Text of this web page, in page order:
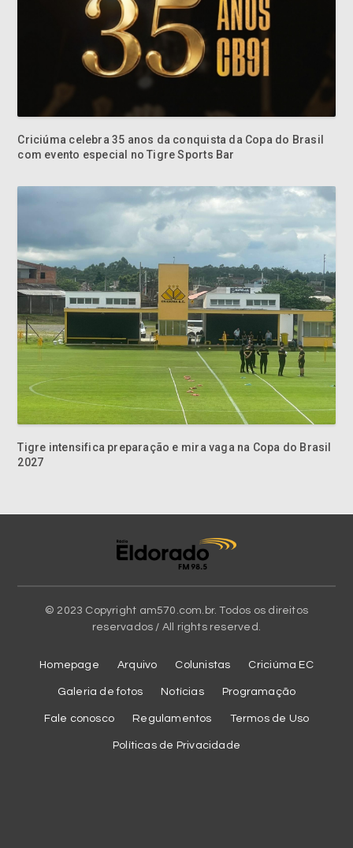
Criciúma celebra 35 anos da conquista da Copa do Brasil
com evento especial no Tigre Sports Bar
Tigre intensifica preparação e mira vaga na Copa do Brasil
2027
© 2023 Copyright am570.com.br. Todos os direitos
reservados / All rights reserved.
Homepage Arquivo Colunistas Criciúma EC
Galeria de fotos Notícias Programação
Fale conosco Regulamentos Termos de Uso
Políticas de Privacidade